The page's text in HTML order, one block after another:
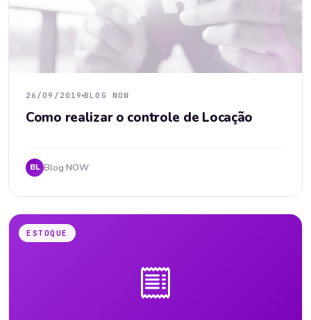
26/09/2019 BLOG NOW
Como realizar o controle de Locação
BL Blog NOW
ESTOQUE